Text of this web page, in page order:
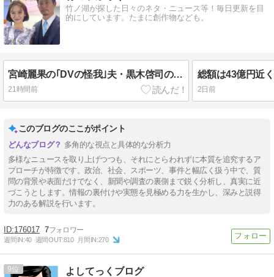
竹ノ湖が探した日々のネタ・ニュース等！毎日更新を目
的にしています。たまに創作物なども。
宮崎麗果の｢DVの怪我｣夫・黒木啓司の逮捕で始まる｢夫婦の闘争｣
21時間前 2日前
このブログのここがポイント
多角的な視点と具体的な分析力
多様なニュースを取り上げつつも、それにとらわれずに本質を追究するア
プローチが特徴です。政治、社会、スポーツ、事件と幅広く扱う中で、質
問の背景や表面だけでなく、新聞や調査の裏側まで鋭く分析し、真実に近
づこうとします。情報の裏付けや実態を見極める力を生かし、深みと説得
力のある解説を行います。
176017 7
週間IN:40 週間OUT:810 月間IN:270
9 よしてっくブログ